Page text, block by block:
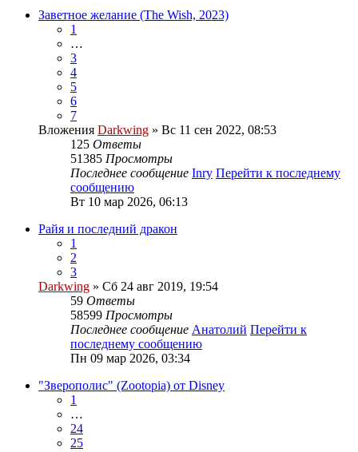
Заветное желание (The Wish, 2023)
1
…
3
4
5
6
7
Вложения Darkwing » Вс 11 сен 2022, 08:53
125 Ответы
51385 Просмотры
Последнее сообщение Inry Перейти к последнему
сообщению
Вт 10 мар 2026, 06:13
Райя и последний дракон
1
2
3
Darkwing » Сб 24 авг 2019, 19:54
59 Ответы
58599 Просмотры
Последнее сообщение Анатолий Перейти к
последнему сообщению
Пн 09 мар 2026, 03:34
"Зверополис" (Zootopia) от Disney
1
…
24
25